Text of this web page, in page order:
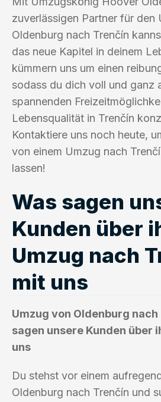
zuverlässigen Partner für den
Oldenburg nach Trenčín
das neue Kapitel in deinem
kümmern uns um einen
sodass du dich voll und ganz
spannenden
Lebensqualität in Trenčín
Kontaktiere uns noch heute,
von einem Umzug nach
lassen!
Was sagen
Kunden über
Umzug nach
mit uns
Umzug von Oldenburg nach
sagen unsere Kunden über
uns
Du stehst vor einem
Oldenburg nach Trenčín und